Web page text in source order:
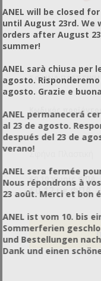
ΣΦΉΝΑ
Κωδικός
Σφήνα Πλαστική
€0,10 χωρίς ΦΠΑ
€0,12 με ΦΠΑ
ANEL will be closed
until August 23rd. We
orders after August
summer!
ANEL sarà chiusa per
agosto.
agosto. Grazie e
ANEL permanecerá
al 23 de agosto.
después del 23 de
verano!
ANEL sera fermée
Nous répondrons à
23 août. Merci et bon
ANEL ist vom 10. bis
Sommerferien
und Bestellungen
Dank und einen